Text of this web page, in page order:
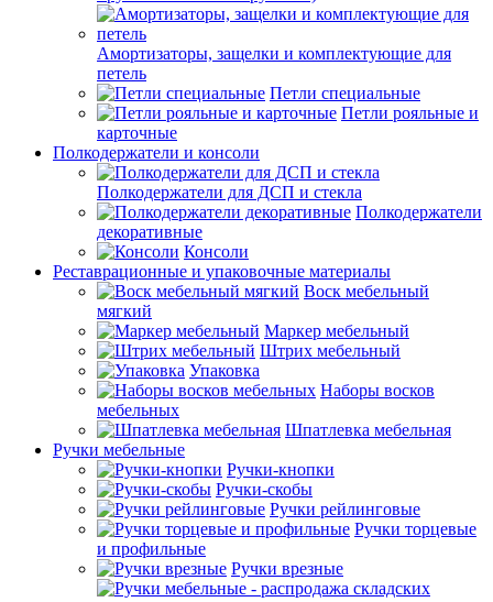
Амортизаторы, защелки и комплектующие для
петель
Петли специальные
Петли рояльные и
карточные
Полкодержатели и консоли
Полкодержатели для ДСП и стекла
Полкодержатели
декоративные
Консоли
Реставрационные и упаковочные материалы
Воск мебельный
мягкий
Маркер мебельный
Штрих мебельный
Упаковка
Наборы восков
мебельных
Шпатлевка мебельная
Ручки мебельные
Ручки-кнопки
Ручки-скобы
Ручки рейлинговые
Ручки торцевые
и профильные
Ручки врезные